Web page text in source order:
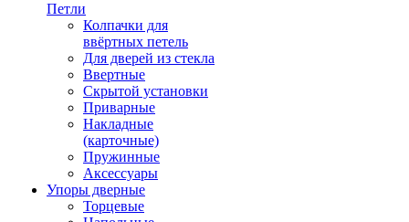
Петли
Колпачки для
ввёртных петель
Для дверей из стекла
Ввертные
Скрытой установки
Приварные
Накладные
(карточные)
Пружинные
Аксессуары
Упоры дверные
Торцевые